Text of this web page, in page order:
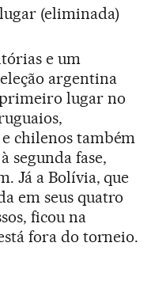
lugar (eliminada)
e um
argentina
lugar no
chilenos também
segunda fase,
Já a Bolívia, que
em seus quatro
ficou na
fora do torneio.